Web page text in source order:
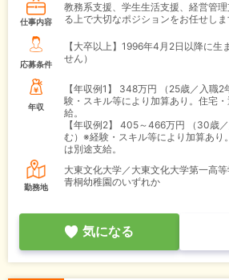
仕事内容
教務系支援、学生生活支援、経営管
る上で大切なポジションをお任せしま
応募条件
【大卒以上】1996年4月2日以降に生
せん）
年収
【年収例1】
348万円 （25歳／入職2
験・スキル等により加算あり。住宅
給。
【年収例2】
405～466万円 （30歳
む）※経験・スキル等により加算あり
は別途支給。
勤務地
大東文化大学／大東文化大学第一高
青桐幼稚園のいずれか
気になる